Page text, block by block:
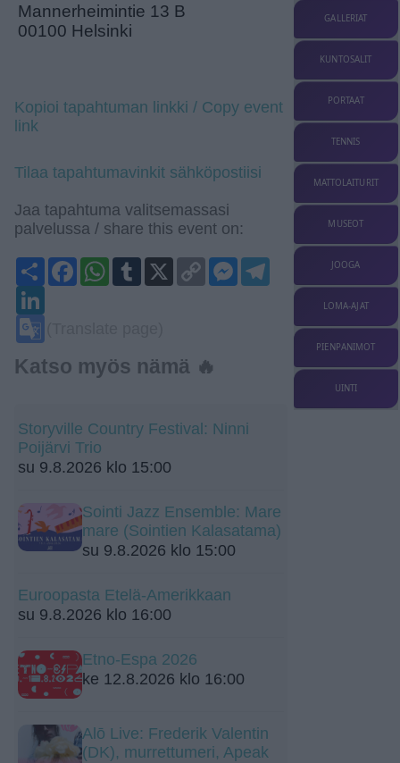
Mannerheimintie 13 B
00100 Helsinki
Kopioi tapahtuman linkki / Copy event
link
Tilaa tapahtumavinkit sähköpostiisi
Jaa tapahtuma valitsemassasi
palvelussa / share this event on:
ShareFacebookWhatsApp
Tumblr
X
Copy
Link
MessengerTelegram
Katso myös nämä 🔥
Storyville Country Festival: Ninni
Poijärvi Trio
su 9.8.2026 klo 15:00
Sointi Jazz Ensemble: Mare
mare (Sointien Kalasatama)
su 9.8.2026 klo 15:00
Euroopasta Etelä-Amerikkaan
su 9.8.2026 klo 16:00
Etno-Espa 2026
ke 12.8.2026 klo 16:00
Alō Live: Frederik Valentin
(DK), murrettumeri, Apeak
GALLERIAT
KUNTOSALIT
PORTAAT
TENNIS
MATTOLAITURIT
MUSEOT
JOOGA
LOMA-AJAT
PIENPANIMOT
UINTI